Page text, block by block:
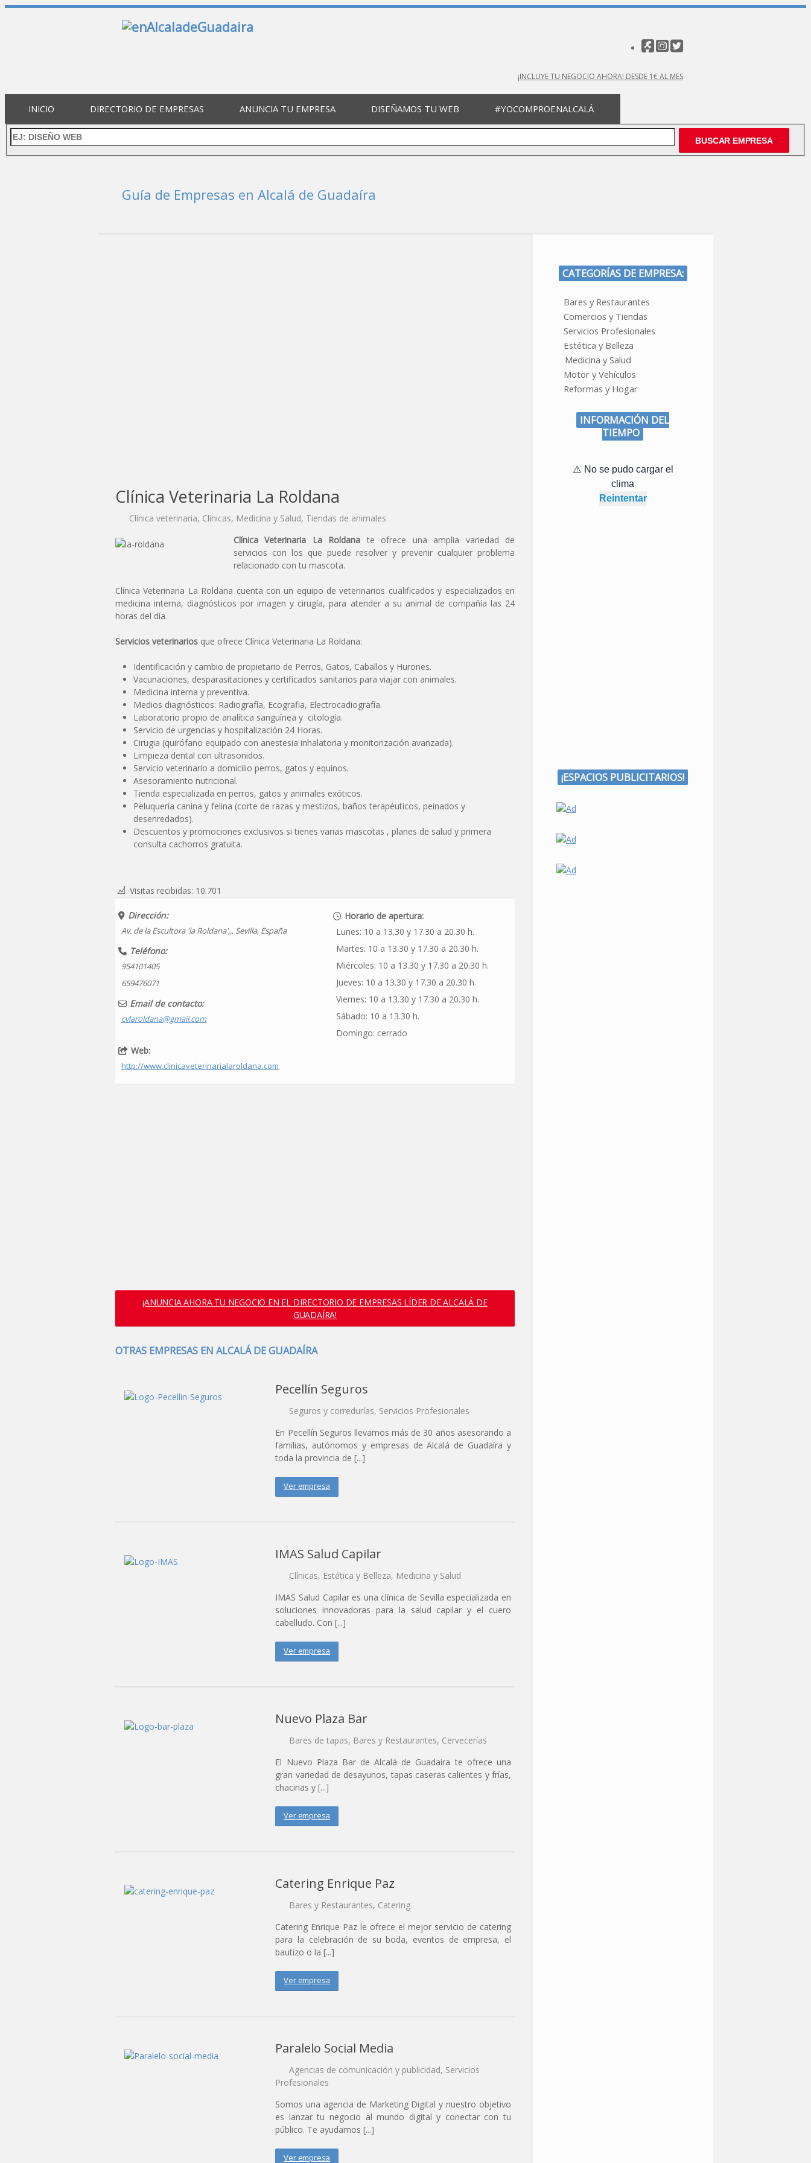
¡INCLUYE TU NEGOCIO AHORA! DESDE 1€ AL MES
INICIO DIRECTORIO DE EMPRESAS ANUNCIA TU EMPRESA DISEÑAMOS TU WEB #YOCOMPROENALCALÁ
Guía de Empresas en Alcalá de Guadaíra
Clínica Veterinaria La Roldana
Clínica veterinaria, Clínicas, Medicina y Salud, Tiendas de animales
Clínica Veterinaria La Roldana te ofrece una amplia variedad de
servicios con los que puede resolver y prevenir cualquier problema
relacionado con tu mascota.
Clínica Veterinaria La Roldana cuenta con un equipo de veterinarios cualificados y especializados en
medicina interna, diagnósticos por imagen y cirugía, para atender a su animal de compañía las 24
horas del día.
Servicios veterinarios que ofrece Clínica Veterinaria La Roldana:
Identificación y cambio de propietario de Perros, Gatos, Caballos y Hurones.
Vacunaciones, desparasitaciones y certificados sanitarios para viajar con animales.
Medicina interna y preventiva.
Medios diagnósticos: Radiografía, Ecografia, Electrocadiografía.
Laboratorio propio de analítica sanguínea y citología.
Servicio de urgencias y hospitalización 24 Horas.
Cirugia (quirófano equipado con anestesia inhalatoria y monitorización avanzada).
Limpieza dental con ultrasonidos.
Servicio veterinario a domicilio perros, gatos y equinos.
Asesoramiento nutricional.
Tienda especializada en perros, gatos y animales exóticos.
Peluquería canina y felina (corte de razas y mestizos, baños terapéuticos, peinados y
desenredados).
Descuentos y promociones exclusivos si tienes varias mascotas , planes de salud y primera
consulta cachorros gratuita.
Visitas recibidas: 10.701
Dirección:
Av. de la Escultora 'la Roldana',,, Sevilla, España
Teléfono:
954101405
659476071
Email de contacto:
cvlaroldana@gmail.com
Web:
http://www.clinicaveterinarialaroldana.com
Horario de apertura:
Lunes: 10 a 13.30 y 17.30 a 20.30 h.
Martes: 10 a 13.30 y 17.30 a 20.30 h.
Miércoles: 10 a 13.30 y 17.30 a 20.30 h.
Jueves: 10 a 13.30 y 17.30 a 20.30 h.
Viernes: 10 a 13.30 y 17.30 a 20.30 h.
Sábado: 10 a 13.30 h.
Domingo: cerrado
¡ANUNCIA AHORA TU NEGOCIO EN EL DIRECTORIO DE EMPRESAS LÍDER DE ALCALÁ DE
GUADAÍRA!
OTRAS EMPRESAS EN ALCALÁ DE GUADAÍRA
Pecellín Seguros
Seguros y corredurías, Servicios Profesionales
En Pecellín Seguros llevamos más de 30 años asesorando a
familias, autónomos y empresas de Alcalá de Guadaíra y
toda la provincia de [...]
Ver empresa
IMAS Salud Capilar
Clínicas, Estética y Belleza, Medicina y Salud
IMAS Salud Capilar es una clínica de Sevilla especializada en
soluciones innovadoras para la salud capilar y el cuero
cabelludo. Con [...]
Ver empresa
Nuevo Plaza Bar
Bares de tapas, Bares y Restaurantes, Cervecerías
El Nuevo Plaza Bar de Alcalá de Guadaira te ofrece una
gran variedad de desayunos, tapas caseras calientes y frías,
chacinas y [...]
Ver empresa
Catering Enrique Paz
Bares y Restaurantes, Catering
Catering Enrique Paz le ofrece el mejor servicio de catering
para la celebración de su boda, eventos de empresa, el
bautizo o la [...]
Ver empresa
Paralelo Social Media
Agencias de comunicación y publicidad, Servicios
Profesionales
Somos una agencia de Marketing Digital y nuestro objetivo
es lanzar tu negocio al mundo digital y conectar con tu
público. Te ayudamos [...]
Ver empresa
CATEGORÍAS DE EMPRESA:
Bares y Restaurantes
Comercios y Tiendas
Servicios Profesionales
Estética y Belleza
Medicina y Salud
Motor y Vehículos
Reformas y Hogar
INFORMACIÓN DEL
TIEMPO
¡ESPACIOS PUBLICITARIOS!